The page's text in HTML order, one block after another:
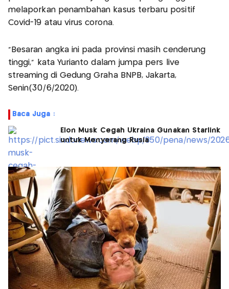
melaporkan penambahan kasus terbaru positif
Covid-19 atau virus corona.
"Besaran angka ini pada provinsi masih cenderung
tinggi," kata Yurianto dalam jumpa pers live
streaming di Gedung Graha BNPB, Jakarta,
Senin(30/6/2020).
Baca Juga :
Elon Musk Cegah Ukraina Gunakan Starlink
untuk Menyerang Rusia